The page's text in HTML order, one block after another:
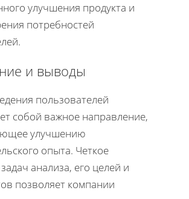
улучшения продукта и
потребностей
и выводы
пользователей
собой важное направление,
улучшению
опыта. Четкое
анализа, его целей и
позволяет компании